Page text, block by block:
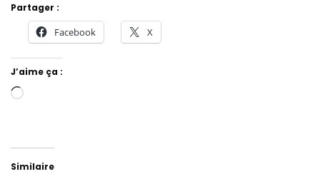
Partager :
Facebook X
J’aime ça :
Chargement…
Similaire